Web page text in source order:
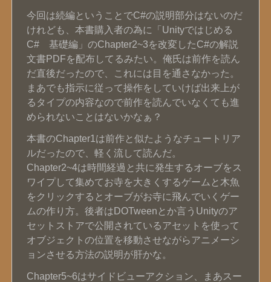
今回は続編ということでC#の説明部分はないのだ
けれども、本書購入者の為に「Unityではじめる
C# 基礎編」のChapter2~3を改変したC#の解説
文書PDFを配布してるみたい。俺氏は前作を読ん
だ直後だったので、これには目を通さなかった。
まあでも指示に従って操作をしていけば出来上が
るタイプの内容なので前作を読んでいなくても進
められないことはないかなぁ？
本書のChapter1は前作と似たようなチュートリア
ルだったので、軽く流して読んだ。
Chapter2~4は時間経過と共に発生するオーブをス
ワイプして集めてお寺を大きくするゲームと木魚
をクリックするとオーブがお寺に飛んでいくゲー
ムの作り方。後者はDOTweenとか言うUnityのア
セットストアで公開されているアセットを使って
オブジェクトの位置を移動させながらアニメーシ
ョンさせる方法の説明が肝かな。
Chapter5~6はサイドビューアクション、まあスー